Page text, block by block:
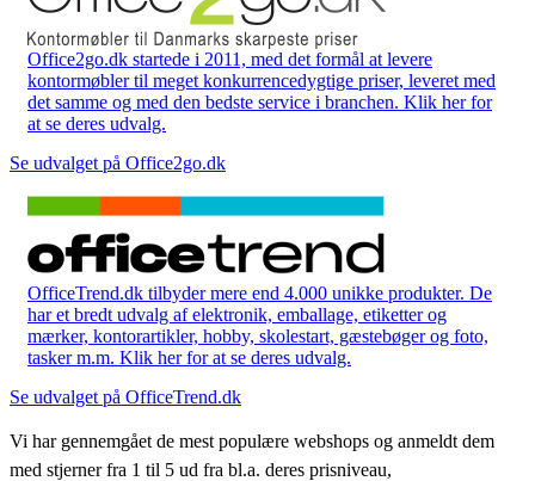
Office2go.dk startede i 2011, med det formål at levere
kontormøbler til meget konkurrencedygtige priser, leveret med
det samme og med den bedste service i branchen. Klik her for
at se deres udvalg.
Se udvalget på Office2go.dk
OfficeTrend.dk tilbyder mere end 4.000 unikke produkter. De
har et bredt udvalg af elektronik, emballage, etiketter og
mærker, kontorartikler, hobby, skolestart, gæstebøger og foto,
tasker m.m. Klik her for at se deres udvalg.
Se udvalget på OfficeTrend.dk
Vi har gennemgået de mest populære webshops og anmeldt dem
med stjerner fra 1 til 5 ud fra bl.a. deres prisniveau,